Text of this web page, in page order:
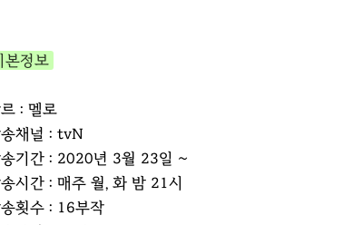
본정보
: 멜로
채널 : tvN
기간 : 2020년 3월 23일 ~
시간 : 매주 월, 화 밤 21시
횟수 : 16부작